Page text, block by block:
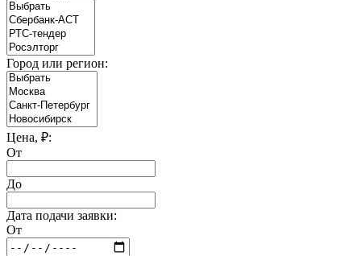
Город или регион:
Цена, ₽:
От
До
Дата подачи заявки:
От